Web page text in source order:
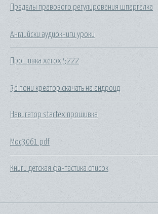
Пределы правового регулирования шпаргалка
Английски аудиокниги уроки
Прошивка xerox 5222
3d пони креатор скачать на андроид
Навигатор startex прошивка
Moc3061 pdf
Книги детская фантастика список